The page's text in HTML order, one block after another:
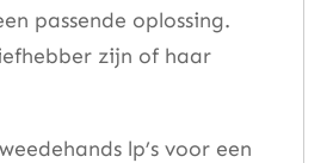
passende oplossing.
zijn of haar
lp’s voor een